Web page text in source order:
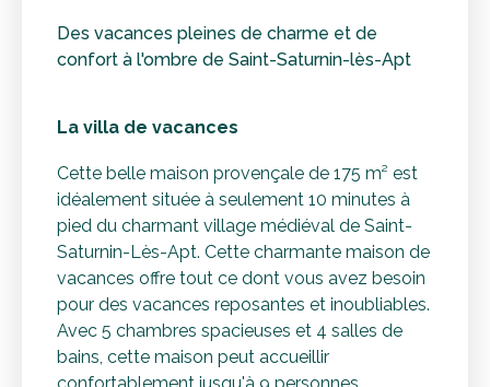
Des vacances pleines de charme et de
confort à l'ombre de Saint-Saturnin-lès-Apt
La villa de vacances
Cette belle maison provençale de 175 m² est
idéalement située à seulement 10 minutes à
pied du charmant village médiéval de Saint-
Saturnin-Lès-Apt. Cette charmante maison de
vacances offre tout ce dont vous avez besoin
pour des vacances reposantes et inoubliables.
Avec 5 chambres spacieuses et 4 salles de
bains, cette maison peut accueillir